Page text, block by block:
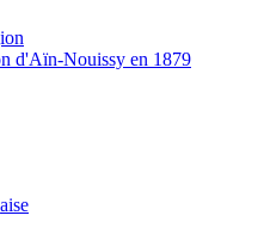
d'Aïn-Nouissy en 1879